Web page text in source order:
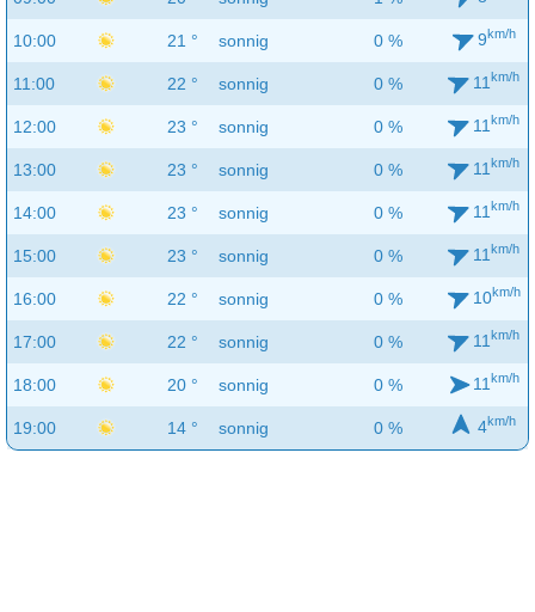
10:00 21 ° sonnig 0 % 9km/h
11:00 22 ° sonnig 0 % 11 km/h
12:00 23 ° sonnig 0 % 11 km/h
13:00 23 ° sonnig 0 % 11 km/h
14:00 23 ° sonnig 0 % 11 km/h
15:00 23 ° sonnig 0 % 11 km/h
16:00 22 ° sonnig 0 % 10km/h
17:00 22 ° sonnig 0 % 11 km/h
18:00 20 ° sonnig 0 % 11 km/h
19:00 14 ° sonnig 0 % 4km/h